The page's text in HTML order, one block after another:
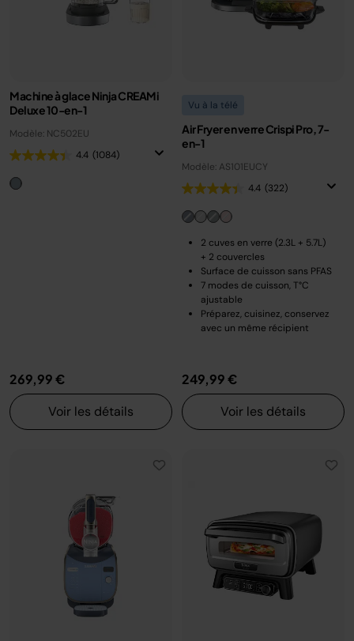
Machine à glace Ninja CREAMi
Deluxe 10-en-1
Modèle: NC502EU
4.4 (1084)
269,99 €
Voir les détails
Vu à la télé
Air Fryer en verre Crispi Pro, 7-
en-1
Modèle: AS101EUCY
4.4 (322)
2 cuves en verre (2.3L + 5.7L)
+ 2 couvercles
Surface de cuisson sans PFAS
7 modes de cuisson, T°C
ajustable
Préparez, cuisinez, conservez
avec un même récipient
249,99 €
Voir les détails